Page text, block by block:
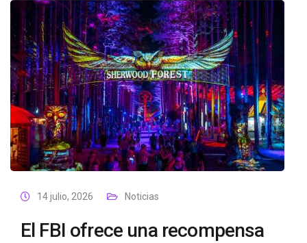
14 julio, 2026 Noticias
El FBI ofrece una recompensa